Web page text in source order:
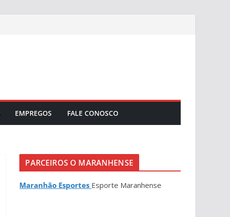
EMPREGOS FALE CONOSCO
PARCEIROS O MARANHENSE
Maranhão Esportes Esporte Maranhense